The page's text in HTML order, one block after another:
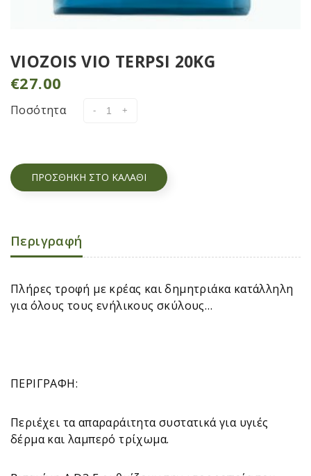
VIOZOIS VIO TERPSI 20KG
€27.00
Ποσότητα
ΠΡΟΣΘΉΚΗ ΣΤΟ ΚΑΛΆΘΙ
Περιγραφή
Πλήρες τροφή με κρέας και δημητριάκα κατάλληλη
για όλους τους ενήλικους σκύλους…
ΠΕΡΙΓΡΑΦΗ:
Περιέχει τα απαραράιτητα συστατικά για υγιές
δέρμα και λαμπερό τρίχωμα.